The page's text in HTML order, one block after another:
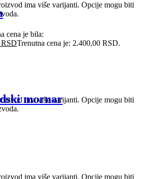
ima više varijanti. Opcije mogu biti
cena je bila:
RSDTrenutna cena je: 2.400,00 RSD.
ima više varijanti. Opcije mogu biti
mornar
ima više varijanti. Opcije mogu biti